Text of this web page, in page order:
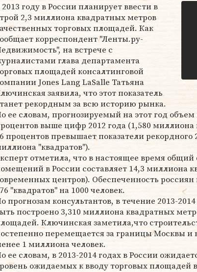
году в России планирует ввести в
2,3 миллиона квадратных метров
торговых площадей. Как
корреспондент "Ленты.ру-
на встрече с
глава департамента
площадей консалтинговой
Jones Lang LaSalle Татьяна
заявила, что этот показатель
рекордным за всю историю рынка.
ее словам, прогнозируемый на этот год
выше цифр 2012 года (1,580
процентов превышает показатели рекордного
"квадратов").
отметила, что в настоящее время
в России составляет 14,3 миллиона
центров). Обеспеченность
"квадратов" на 1000 человек.
прогнозам консультантов, в течение 2013-
построено 3,310 миллиона квадратных
Ключинская заметила,что
перемещается за границы Москвы и
1 миллиона человек.
ее словам, в 2013-2014 годах в России
ожидаемых к вводу торговых площадей